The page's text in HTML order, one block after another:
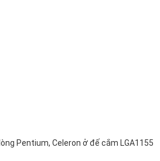
Pentium, Celeron ở đế cắm LGA1155